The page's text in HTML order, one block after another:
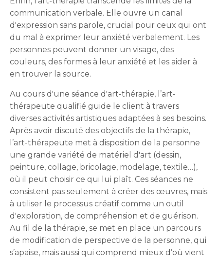
communication verbale. Elle ouvre un canal
d'expression sans parole, crucial pour ceux qui ont
du mal à exprimer leur anxiété verbalement. Les
personnes peuvent donner un visage, des
couleurs, des formes à leur anxiété et les aider à
en trouver la source.
Au cours d'une séance d'art-thérapie, l’art-
thérapeute qualifié guide le client à travers
diverses activités artistiques adaptées à ses besoins.
Après avoir discuté des objectifs de la thérapie,
l’art-thérapeute met à disposition de la personne
une grande variété de matériel d'art (dessin,
peinture, collage, bricolage, modelage, textile…),
où il peut choisir ce qui lui plaît. Ces séances ne
consistent pas seulement à créer des œuvres, mais
à utiliser le processus créatif comme un outil
d'exploration, de compréhension et de guérison.
Au fil de la thérapie, se met en place un parcours
de modification de perspective de la personne, qui
s’apaise, mais aussi qui comprend mieux d’où vient